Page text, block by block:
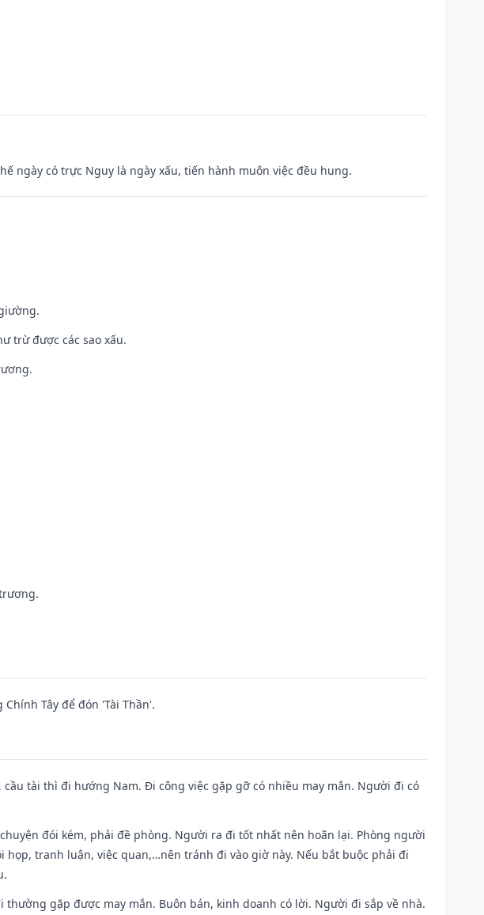
ngày có trực Nguy là ngày xấu, tiến hành muôn việc đều hung.
trừ được các sao xấu.
Tây để đón 'Tài Thần'.
cầu tài thì đi hướng Nam. Đi công việc gặp gỡ có nhiều may mắn. Người đi có
đói kém, phải đề phòng. Người ra đi tốt nhất nên hoãn lại. Phòng người
tranh luận, việc quan,…nên tránh đi vào giờ này. Nếu bắt buộc phải đi
thường gặp được may mắn. Buôn bán, kinh doanh có lời. Người đi sắp về nhà.